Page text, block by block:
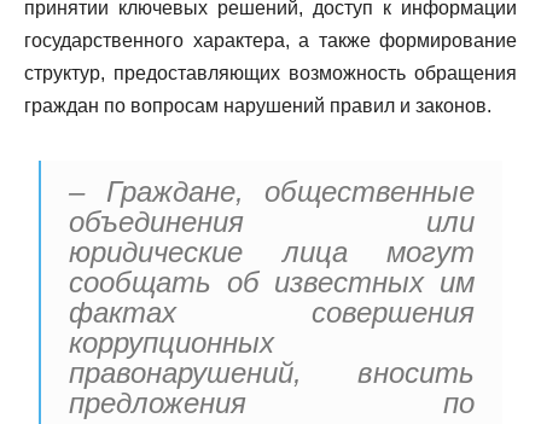
принятии ключевых решений, доступ к информации
государственного характера, а также формирование
структур, предоставляющих возможность обращения
граждан по вопросам нарушений правил и законов.
– Граждане, общественные
объединения или
юридические лица могут
сообщать об известных им
фактах совершения
коррупционных
правонарушений, вносить
предложения по